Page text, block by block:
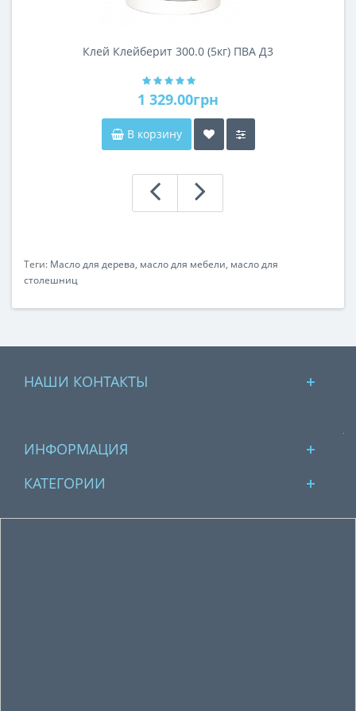
Клей Клейберит 300.0 (5кг) ПВА Д3
1 329.00грн
В корзину
Теги: Масло для дерева, масло для мебели, масло для
столешниц
НАШИ КОНТАКТЫ
ИНФОРМАЦИЯ
КАТЕГОРИИ